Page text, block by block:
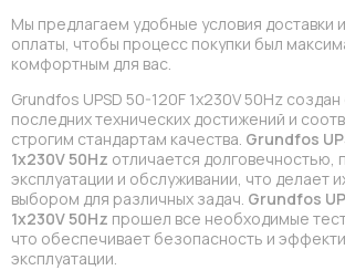
Мы предлагаем удобные условия доставки
оплаты, чтобы процесс покупки был
комфортным для вас.
Grundfos UPSD 50-120F 1x230V 50Hz
последних технических достижений и
строгим стандартам качества. Grundfos
1x230V 50Hz отличается долговечностью,
эксплуатации и обслуживании, что делает
выбором для различных задач. Grundfos
1x230V 50Hz прошел все необходимые
что обеспечивает безопасность и
эксплуатации.